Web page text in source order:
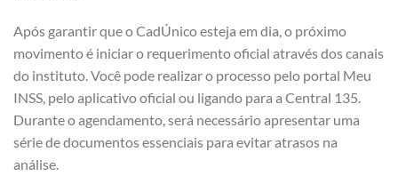
Após garantir que o CadÚnico esteja em dia, o próximo
movimento é iniciar o requerimento oficial através dos canais
do instituto. Você pode realizar o processo pelo portal Meu
INSS, pelo aplicativo oficial ou ligando para a Central 135.
Durante o agendamento, será necessário apresentar uma
série de documentos essenciais para evitar atrasos na
análise.